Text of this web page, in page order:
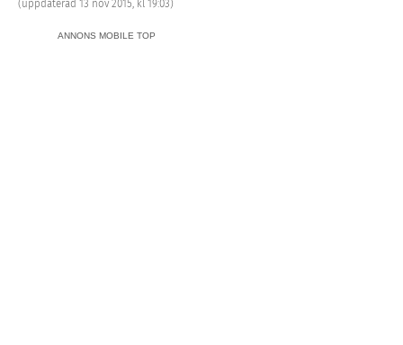
(uppdaterad 13 nov 2015, kl 19:03)
ANNONS MOBILE TOP